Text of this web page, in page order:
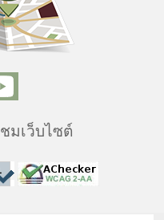
มเว็บไซต์